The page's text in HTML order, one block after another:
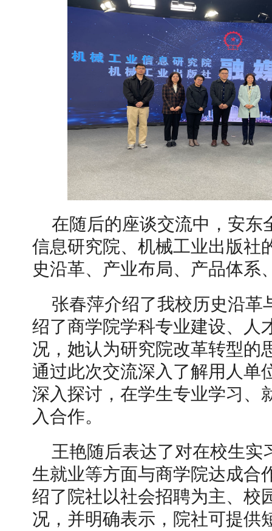
在随后的座谈交流中，安东
信息研究院、机械工业出版社
史沿革、产业布局、产品体系
张春萍介绍了我校历史沿革
绍了商学院学科专业建设、人
况，她认为研究院改革转型的
通过此次交流深入了解用人单
深入探讨，在学生专业学习、
入合作。
王艳随后表达了对在校生实
生就业等方面与商学院达成合
绍了院社以社会招聘为主、校
况，并明确表示，院社可提供